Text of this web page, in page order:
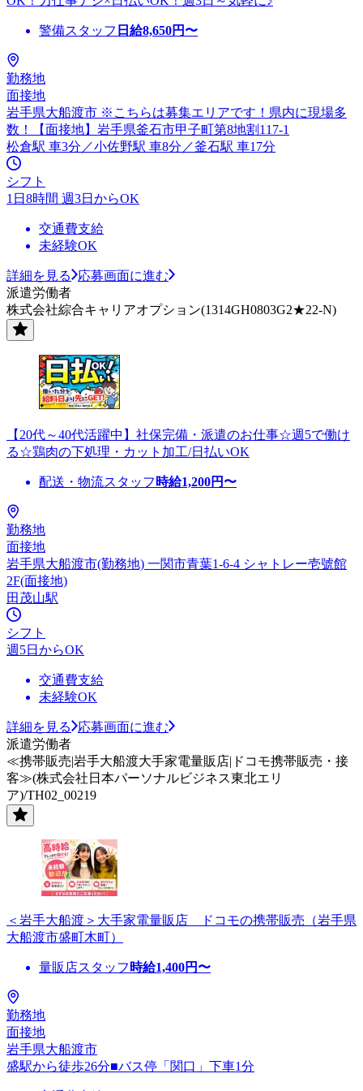
警備スタッフ 日給8,650円〜
勤務地
面接地
岩手県大船渡市 ※こちらは募集エリアです！県内に現場多
数！【面接地】岩手県釜石市甲子町第8地割117-1
松倉駅 車3分／小佐野駅 車8分／釜石駅 車17分
シフト
1日8時間 週3日からOK
交通費支給
未経験OK
詳細を見る
応募画面に進む
派遣労働者
株式会社綜合キャリアオプション(1314GH0803G2★22-N)
【20代～40代活躍中】社保完備・派遣のお仕事☆週5で働け
る☆鶏肉の下処理・カット加工/日払いOK
配送・物流スタッフ 時給1,200円〜
勤務地
面接地
岩手県大船渡市(勤務地) 一関市青葉1-6-4 シャトレー壱號館
2F(面接地)
田茂山駅
シフト
週5日からOK
交通費支給
未経験OK
詳細を見る
応募画面に進む
派遣労働者
≪携帯販売|岩手大船渡大手家電量販店|ドコモ携帯販売・接
客≫(株式会社日本パーソナルビジネス東北エリ
ア)/TH02_00219
＜岩手大船渡＞大手家電量販店 ドコモの携帯販売（岩手県
大船渡市盛町木町）
量販店スタッフ 時給1,400円〜
勤務地
面接地
岩手県大船渡市
盛駅から徒歩26分■バス停「関口」下車1分